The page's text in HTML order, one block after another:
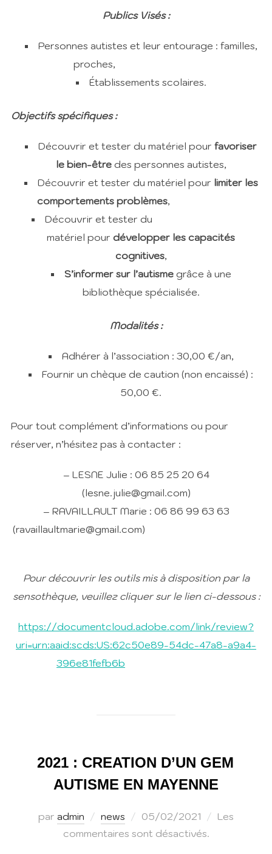
Publics Visés :
Personnes autistes et leur entourage : familles,
proches,
Établissements scolaires.
Objectifs spécifiques :
Découvrir et tester du matériel pour favoriser
le bien-êtredes personnes autistes,
Découvrir et tester du matériel pour limiter les
comportements problèmes,
Découvrir et tester du
matériel pour développer les capacités
cognitives,
S’informer sur l’autismegrâce à une
bibliothèque spécialisée.
Modalités :
Adhérer à l’association : 30,00 €/an,
Fournir un chèque de caution (non encaissé) :
50,00 €.
Pour tout complément d’informations ou pour
réserver, n’hésitez pas à contacter :
– LESNE Julie : 06 85 25 20 64
(lesne.julie@gmail.com)
– RAVAILLAULT Marie : 06 86 99 63 63
(ravaillaultmarie@gmail.com)
Pour découvrir les outils mis à disposition par la
sensothèque, veuillez cliquer sur le lien ci-dessous :
https://documentcloud.adobe.com/link/review?
uri=urn:aaid:scds:US:62c50e89-54dc-47a8-a9a4-
396e81fefb6b
2021 : CREATION D’UN GEM
AUTISME EN MAYENNE
par admin news
Publié
le
05/02/2021
Les
commentaires sont désactivés.